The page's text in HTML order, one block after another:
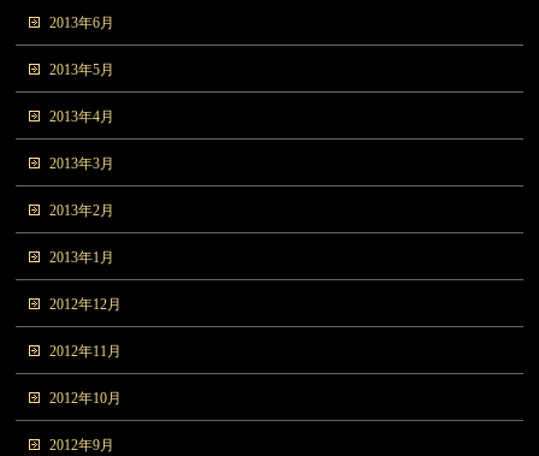
2013年6月
2013年5月
2013年4月
2013年3月
2013年2月
2013年1月
2012年12月
2012年11月
2012年10月
2012年9月